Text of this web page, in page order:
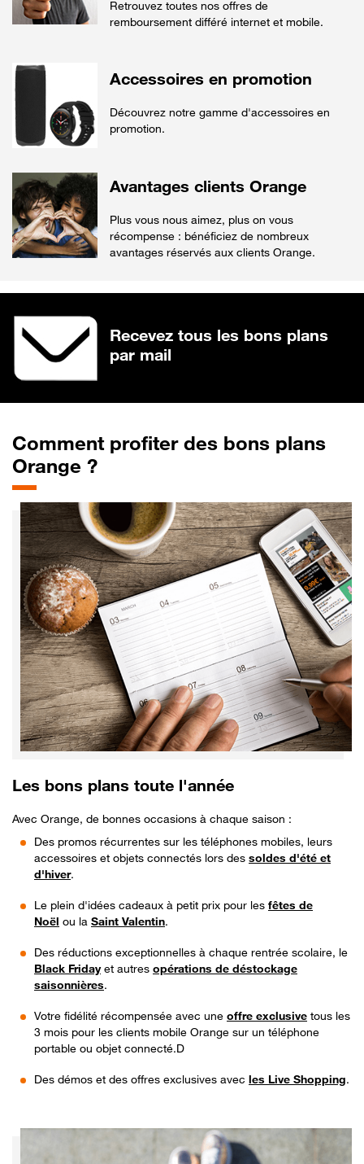
Retrouvez toutes nos offres de
remboursement différé internet et mobile.
Accessoires en promotion
Découvrez notre gamme d'accessoires en
promotion.
Avantages clients Orange
Plus vous nous aimez, plus on vous
récompense : bénéficiez de nombreux
avantages réservés aux clients Orange.
Recevez tous les bons plans
par mail
Comment profiter des bons plans
Orange ?
Les bons plans toute l'année
Avec Orange, de bonnes occasions à chaque saison :
Des promos récurrentes sur les téléphones mobiles, leurs
accessoires et objets connectés lors des soldes d'été et
d'hiver.
Le plein d'idées cadeaux à petit prix pour les fêtes de
Noël ou la Saint Valentin.
Des réductions exceptionnelles à chaque rentrée scolaire, le
Black Fridayet autres opérations de déstockage
saisonnières.
Votre fidélité récompensée avec une offre exclusive tous les
3 mois pour les clients mobile Orange sur un téléphone
portable ou objet connecté.D
Des démos et des offres exclusives avec les Live Shopping.